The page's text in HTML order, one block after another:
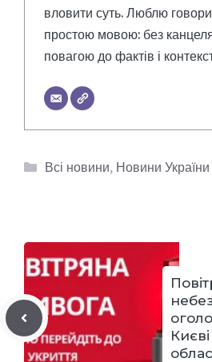
вловити суть. Люблю
простою мовою: без
повагою до фактів і
Категорії
Всі новини, Новини України